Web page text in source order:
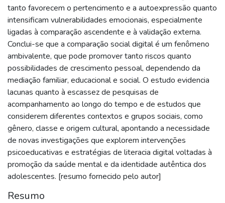
tanto favorecem o pertencimento e a autoexpressão quanto
intensificam vulnerabilidades emocionais, especialmente
ligadas à comparação ascendente e à validação externa.
Conclui-se que a comparação social digital é um fenômeno
ambivalente, que pode promover tanto riscos quanto
possibilidades de crescimento pessoal, dependendo da
mediação familiar, educacional e social. O estudo evidencia
lacunas quanto à escassez de pesquisas de
acompanhamento ao longo do tempo e de estudos que
considerem diferentes contextos e grupos sociais, como
gênero, classe e origem cultural, apontando a necessidade
de novas investigações que explorem intervenções
psicoeducativas e estratégias de literacia digital voltadas à
promoção da saúde mental e da identidade autêntica dos
adolescentes. [resumo fornecido pelo autor]
Resumo